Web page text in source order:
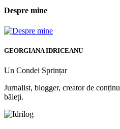
Despre mine
GEORGIANA IDRICEANU
Un Condei Sprințar
Jurnalist, blogger, creator de
băieți.